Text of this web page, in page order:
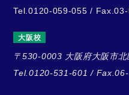
Tel.0120-059-055 /
大阪校
〒530-0003 大阪府大阪市
Tel.0120-531-601 /